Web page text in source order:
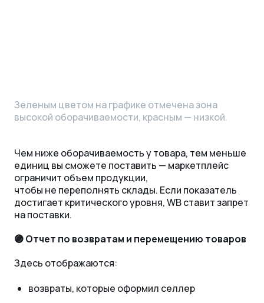
Зеленым цветом на графике отмечена зона
высокой оборачиваемости, красным — низкой.
Чем ниже оборачиваемость у товара, тем меньше
единиц вы сможете поставить — маркетплейс
ограничит объем продукции,
чтобы не переполнять склады. Если показатель
достигает критического уровня, WB ставит запрет
на поставки.
🟣 Отчет по возвратам и перемещению товаров
Здесь отображаются:
возвраты, которые оформил селлер